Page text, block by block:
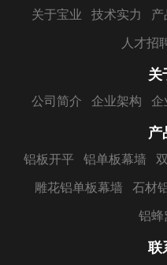
关于宝业 技术实力 产
人才招
关
公司简介 企业架构 企
产
铝板开平 铝单板幕墙
雕花铝单板幕墙 石材
铝蜂
联